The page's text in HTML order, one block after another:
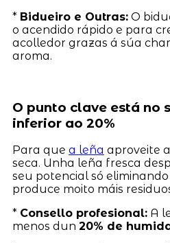
* Bidueiro e Outras:O
o acendido rápido e para
acolledor grazas á súa
aroma.
O punto clave está no
inferior ao 20%
Para que a leña aproveite
seca. Unha leña fresca
seu potencial só
produce moito máis
* Consello profesional:A
menos dun 20% de